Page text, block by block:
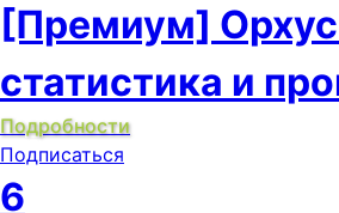
[Премиум]
статистика и
Подробности
Подписаться
6